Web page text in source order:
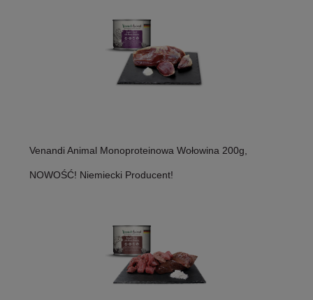
Venandi Animal Monoproteinowa Wołowina 200g,
NOWOŚĆ! Niemiecki Producent!